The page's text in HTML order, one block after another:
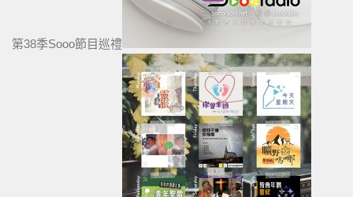
第38季Sooo節目巡禮